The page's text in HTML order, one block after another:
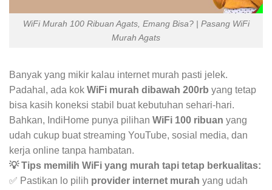
WiFi Murah 100 Ribuan Agats, Emang Bisa? | Pasang WiFi
Murah Agats
Banyak yang mikir kalau internet murah pasti jelek.
Padahal, ada kok WiFi murah dibawah 200rb yang tetap
bisa kasih koneksi stabil buat kebutuhan sehari-hari.
Bahkan, IndiHome punya pilihan WiFi 100 ribuan yang
udah cukup buat streaming YouTube, sosial media, dan
kerja online tanpa hambatan.
💡 Tips memilih WiFi yang murah tapi tetap berkualitas:
✅ Pastikan lo pilih provider internet murah yang udah